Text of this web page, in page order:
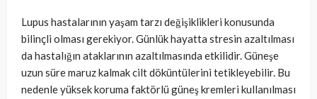
Lupus hastalarının yaşam tarzı değişiklikleri konusunda
bilinçli olması gerekiyor. Günlük hayatta stresin azaltılması
da hastalığın ataklarının azaltılmasında etkilidir. Güneşe
uzun süre maruz kalmak cilt döküntülerini tetikleyebilir. Bu
nedenle yüksek koruma faktörlü güneş kremleri kullanılması